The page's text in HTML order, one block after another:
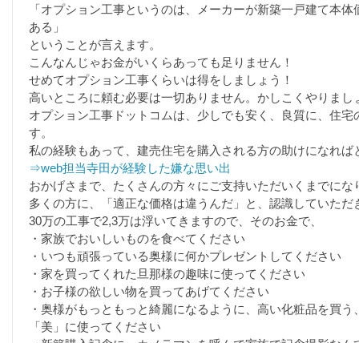
「オプション工事というのは、メーカーが新築一戸建て本
ある」
ということが言えます。
こんなんじゃお金がいくらあっても足りません！
せめてオプション工事くらいは得をしましょう！
高いところに頼む必要は一切ありません。かしこくやりまし
オプション工事ドットコムは、少しでも安く、良質に、住
す。
私の経験もあって、建売住宅を購入される方の助けになれ
⇒web担当寺田が経験した嫌な思い出
おかげさまで、たくさんの方々にご支持いただいくまでにな
多くの方に、「適正な価格は違うんだ」と、認識していただ
30万の工事で2,3万は浮いてきますので、そのお金で、
・家族でおいしいものを食べてください
・いつも頑張っている奥様に何かプレゼントしてください
・家を買ってくれた旦那様の趣味に使ってください
・お子様の欲しい物を買ってあげてください
・奥様がもっともっと綺麗になるように、高い化粧品を買
「美」に使ってください